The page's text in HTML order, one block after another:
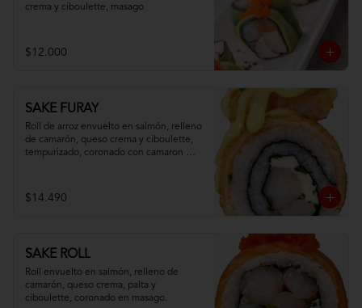
crema y ciboulette, masago
$12.000
SAKE FURAY
Roll de arroz envuelto en salmón, relleno
de camarón, queso crema y ciboulette,
tempurizado, coronado con camaron
$14.490
SAKE ROLL
Roll envuelto en salmón, relleno de
camarón, queso crema, palta y
ciboulette, coronado en masago.